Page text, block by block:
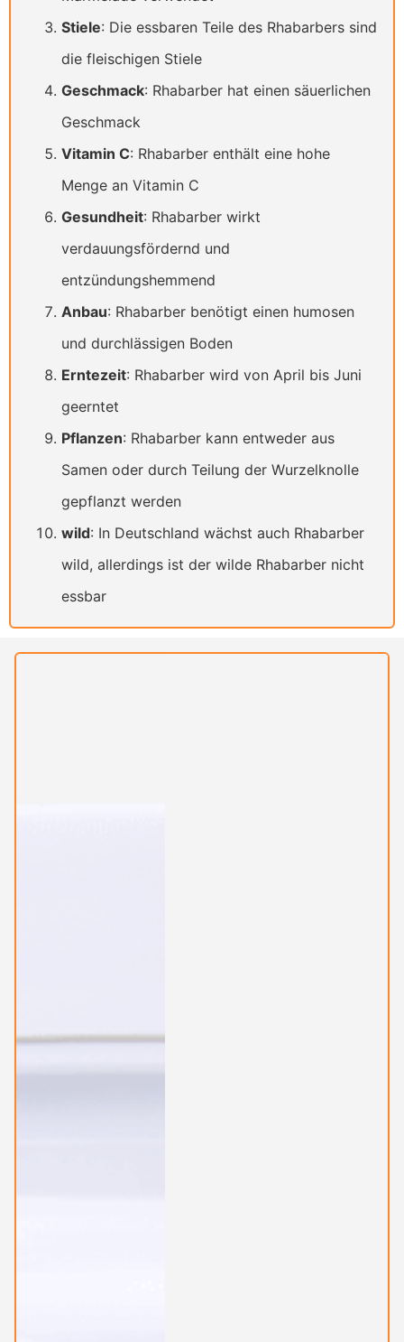
Stiele: Die essbaren Teile des Rhabarbers sind
die fleischigen Stiele
Geschmack: Rhabarber hat einen säuerlichen
Geschmack
Vitamin C: Rhabarber enthält eine hohe
Menge an Vitamin C
Gesundheit: Rhabarber wirkt
verdauungsfördernd und
entzündungshemmend
Anbau: Rhabarber benötigt einen humosen
und durchlässigen Boden
Erntezeit: Rhabarber wird von April bis Juni
geerntet
Pflanzen: Rhabarber kann entweder aus
Samen oder durch Teilung der Wurzelknolle
gepflanzt werden
wild: In Deutschland wächst auch Rhabarber
wild, allerdings ist der wilde Rhabarber nicht
essbar